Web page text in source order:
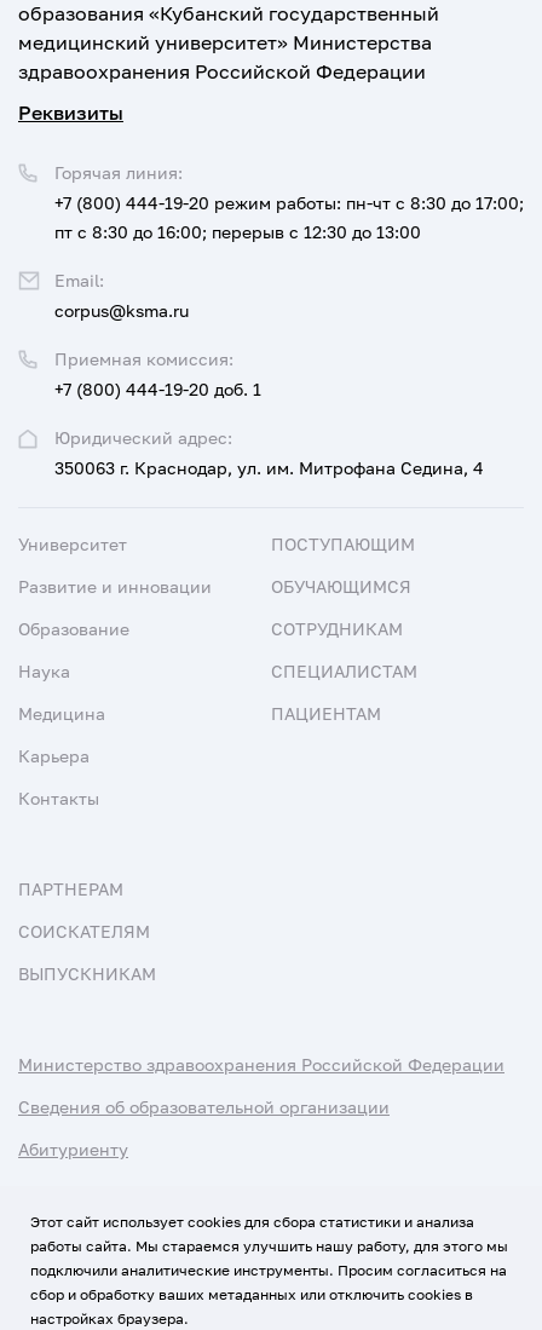
образования «Кубанский государственный
медицинский университет» Министерства
здравоохранения Российской Федерации
Реквизиты
Юридический адрес:
350063 г. Краснодар, ул. им. Митрофана Седина, 4
Приемная комиссия:
+7 (800) 444-19-20 доб. 1
Горячая линия:
+7 (800) 444-19-20 режим работы: пн-чт с 8:30 до 17:00;
пт с 8:30 до 16:00; перерыв с 12:30 до 13:00
Email:
corpus@ksma.ru
Университет
Развитие и инновации
Образование
Наука
Медицина
Карьера
Контакты
ПОСТУПАЮЩИМ
ОБУЧАЮЩИМСЯ
СОТРУДНИКАМ
СПЕЦИАЛИСТАМ
ПАЦИЕНТАМ
ПАРТНЕРАМ
СОИСКАТЕЛЯМ
ВЫПУСКНИКАМ
Министерство здравоохранения Российской Федерации
Сведения об образовательной организации
Абитуриенту
Использование Cookies
Политика обработки персональных данных
Этот сайт использует cookies для сбора статистики и анализа
работы сайта. Мы стараемся улучшить нашу работу, для этого мы
подключили аналитические инструменты. Просим согласиться на
сбор и обработку ваших метаданных или отключить cookies в
настройках браузера.